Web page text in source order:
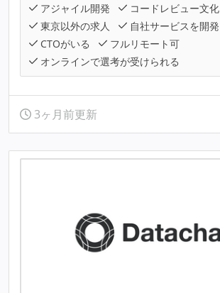
アジャイル開発
コードレビュー文化
東京以外の求人
自社サービスを開発
CTOがいる
フルリモート可
オンラインで選考が受けられる
3ヶ月前更新